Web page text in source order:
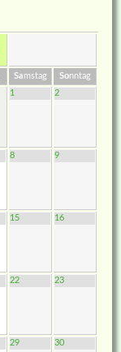
Samstag Sonntag
1
2
8 9
15 16
22 23
29 30